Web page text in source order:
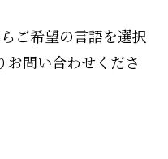
ご希望の言語を選択
お問い合わせくださ